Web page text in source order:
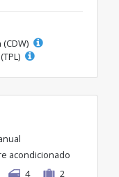
acondicionado
4 2